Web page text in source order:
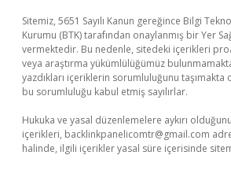
Sitemiz, 5651 Sayılı Kanun gereğince Bilgi
Kurumu (BTK) tarafından onaylanmış bir Yer
vermektedir. Bu nedenle, sitedeki içerikleri
veya araştırma yükümlülüğümüz
yazdıkları içeriklerin sorumluluğunu
bu sorumluluğu kabul etmiş sayılırlar.
Hukuka ve yasal düzenlemelere aykırı
içerikleri, backlinkpanelicomtr@gmail.com
halinde, ilgili içerikler yasal süre içerisinde